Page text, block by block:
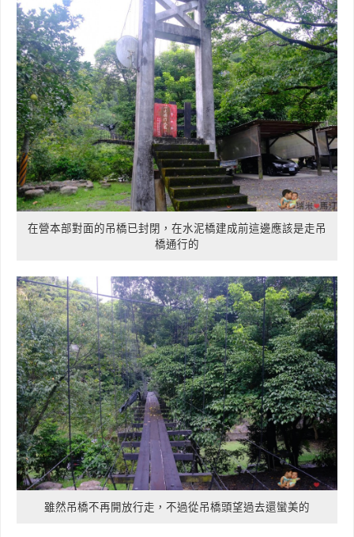
在營本部對面的吊橋已封閉，在水泥橋建成前這邊應該是走吊
橋通行的
雖然吊橋不再開放行走，不過從吊橋頭望過去還蠻美的